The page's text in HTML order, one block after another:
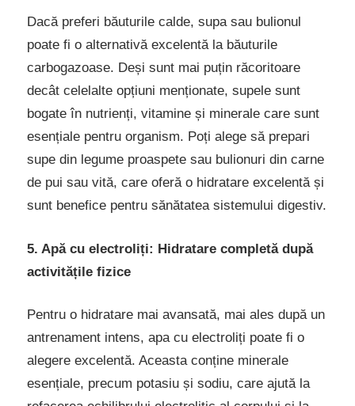
Dacă preferi băuturile calde, supa sau bulionul
poate fi o alternativă excelentă la băuturile
carbogazoase. Deși sunt mai puțin răcoritoare
decât celelalte opțiuni menționate, supele sunt
bogate în nutrienți, vitamine și minerale care sunt
esențiale pentru organism. Poți alege să prepari
supe din legume proaspete sau bulionuri din carne
de pui sau vită, care oferă o hidratare excelentă și
sunt benefice pentru sănătatea sistemului digestiv.
5. Apă cu electroliți: Hidratare completă după
activitățile fizice
Pentru o hidratare mai avansată, mai ales după un
antrenament intens, apa cu electroliți poate fi o
alegere excelentă. Aceasta conține minerale
esențiale, precum potasiu și sodiu, care ajută la